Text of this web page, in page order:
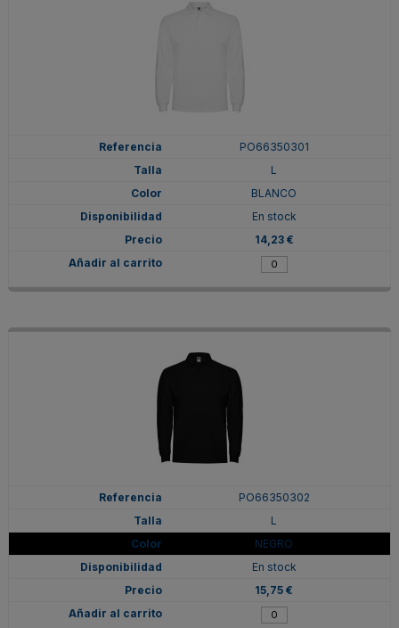
PO66350301
L
BLANCO
En stock
14,23 €
PO66350302
L
NEGRO
En stock
15,75 €